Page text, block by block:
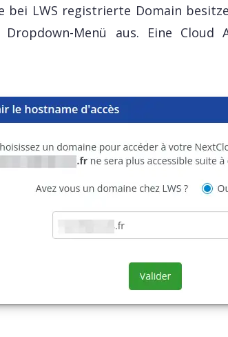
bei LWS registrierte Domain
Menü aus. Eine Cloud